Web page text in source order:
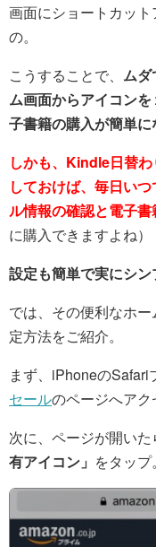
画面にショートカッ
の。
こうすることで、 ム
ム画面からアイコン
子書籍の購入が簡単
しかも、Kindle日替
しておけば、毎日い
ル情報の確認と電子書
に購入できますよね）
設定も簡単で実にシン
では、その便利なホ
定方法をご紹介。
まず、iPhoneのSafari
セールのページへアク
次に、ページが開い
有アイコン」 をタップ。